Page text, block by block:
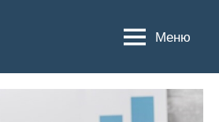
Меню